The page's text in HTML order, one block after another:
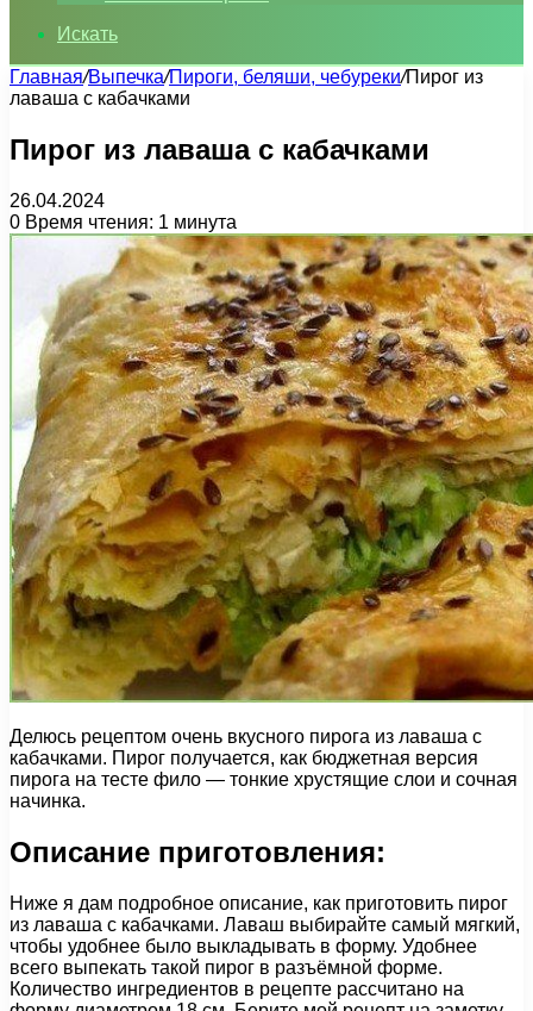
Искать
Главная/Выпечка/Пироги, беляши, чебуреки/Пирог из
лаваша с кабачками
Пирог из лаваша с кабачками
26.04.2024
0 Время чтения: 1 минута
Делюсь рецептом очень вкусного пирога из лаваша с
кабачками. Пирог получается, как бюджетная версия
пирога на тесте фило — тонкие хрустящие слои и сочная
начинка.
Описание приготовления:
Ниже я дам подробное описание, как приготовить пирог
из лаваша с кабачками. Лаваш выбирайте самый мягкий,
чтобы удобнее было выкладывать в форму. Удобнее
всего выпекать такой пирог в разъёмной форме.
Количество ингредиентов в рецепте рассчитано на